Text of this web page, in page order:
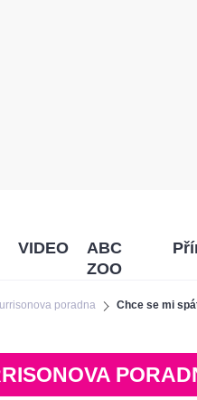
poradna Chce se mi
VIDEO
ABC
ZOO